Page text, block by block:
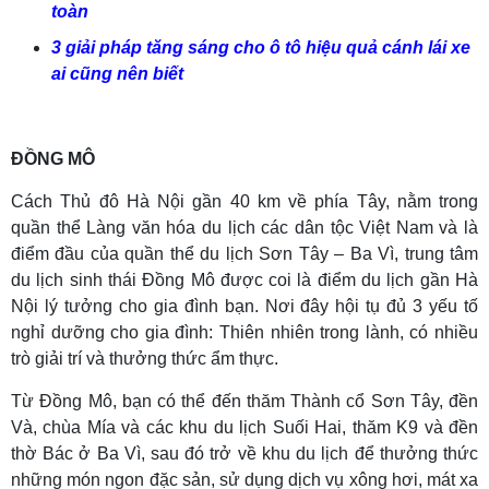
toàn
3 giải pháp tăng sáng cho ô tô hiệu quả cánh lái xe
ai cũng nên biết
ĐỒNG MÔ
Cách Thủ đô Hà Nội gần 40 km về phía Tây, nằm trong
quần thể Làng văn hóa du lịch các dân tộc Việt Nam và là
điểm đầu của quần thể du lịch Sơn Tây – Ba Vì, trung tâm
du lịch sinh thái Đồng Mô được coi là điểm du lịch gần Hà
Nội lý tưởng cho gia đình bạn. Nơi đây hội tụ đủ 3 yếu tố
nghỉ dưỡng cho gia đình: Thiên nhiên trong lành, có nhiều
trò giải trí và thưởng thức ẩm thực.
Từ Đồng Mô, bạn có thể đến thăm Thành cổ Sơn Tây, đền
Và, chùa Mía và các khu du lịch Suối Hai, thăm K9 và đền
thờ Bác ở Ba Vì, sau đó trở về khu du lịch để thưởng thức
những món ngon đặc sản, sử dụng dịch vụ xông hơi, mát xa